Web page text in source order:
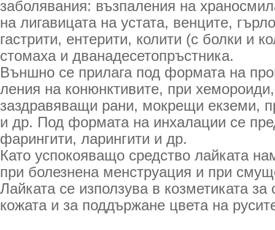
заболявания: възпаления на
на лигавицата на устата, венците,
гастрити, ентерити, колити (с болки и
стомаха и дванадесетопръстника.
Външно се прилага под формата на
ления на конюнктивите, при
заздравяващи рани, мокрещи екземи,
и др. Под формата на инхалации се
фарингити, ларингити и др.
Като успокояващо средство лайката
при болезнена менструация и при
Лайката се използува в козметиката
кожата и за поддържане цвета на